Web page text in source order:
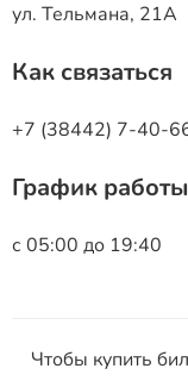
ул. Тельмана, 21А
Как связаться
+7 (38442) 7-40-
График работы
с 05:00 до 19:40
Чтобы купить